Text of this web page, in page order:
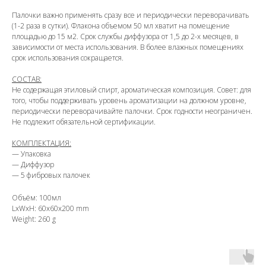
Палочки важно применять сразу все и периодически переворачивать
(1-2 раза в сутки). Флакона объемом 50 мл хватит на помещение
площадью до 15 м2. Срок службы диффузора от 1,5 до 2-х месяцев, в
зависимости от места использования. В более влажных помещениях
срок использования сокращается.
СОСТАВ:
Не содержащая этиловый спирт, ароматическая композиция. Совет: для
того, чтобы поддерживать уровень ароматизации на должном уровне,
периодически переворачивайте палочки. Срок годности неограничен.
Не подлежит обязательной сертификации.
КОМПЛЕКТАЦИЯ:
—Упаковка
—Диффузор
—5 фибровых палочек
Объём: 100мл
LxWxH: 60x60x200 mm
Weight: 260 g